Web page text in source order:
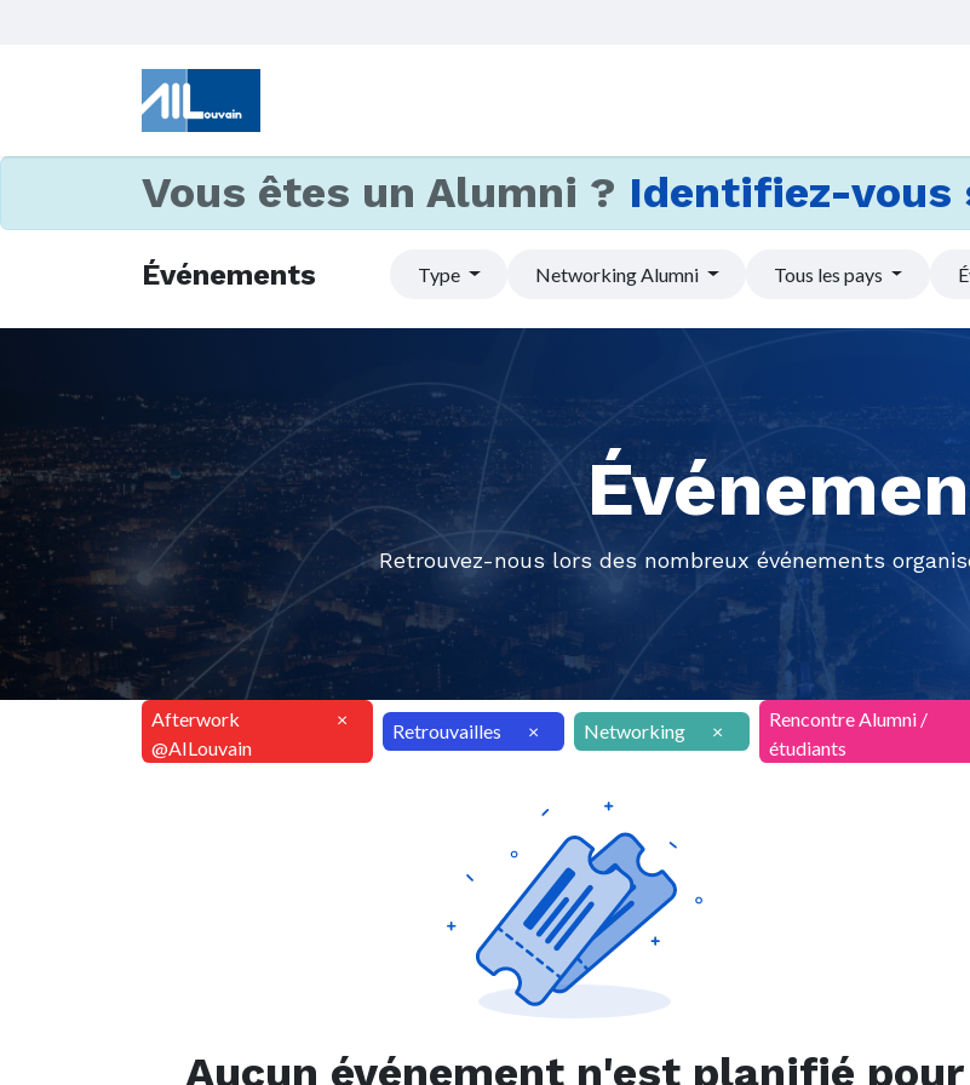
Vous êtes un Alumni ? Identifiez-vous
Événements Type Networking Alumni Tous les pays
Retrouvez-nous lors des nombreux événements
Afterwork
@AILouvain
×
Retrouvailles × Networking ×
Rencontre Alumni /
étudiants
Aucun événement n'est planifié pour